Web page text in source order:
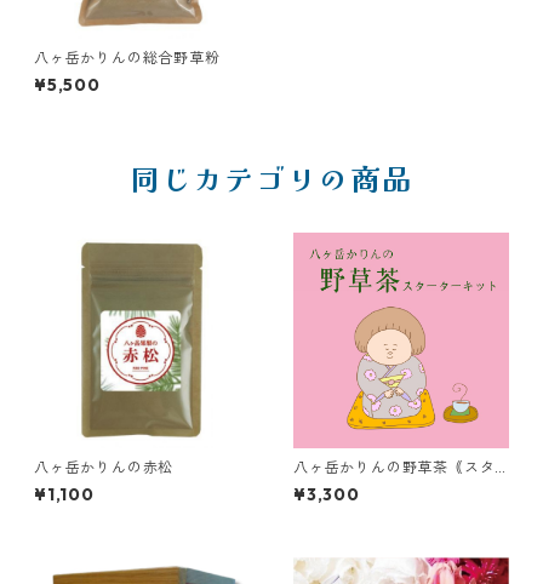
八ヶ岳かりんの総合野草粉
¥5,500
同じカテゴリの商品
八ヶ岳かりんの赤松
¥1,100
八ヶ岳かりんの野草茶｟スタ
ーターセット｠
¥3,300